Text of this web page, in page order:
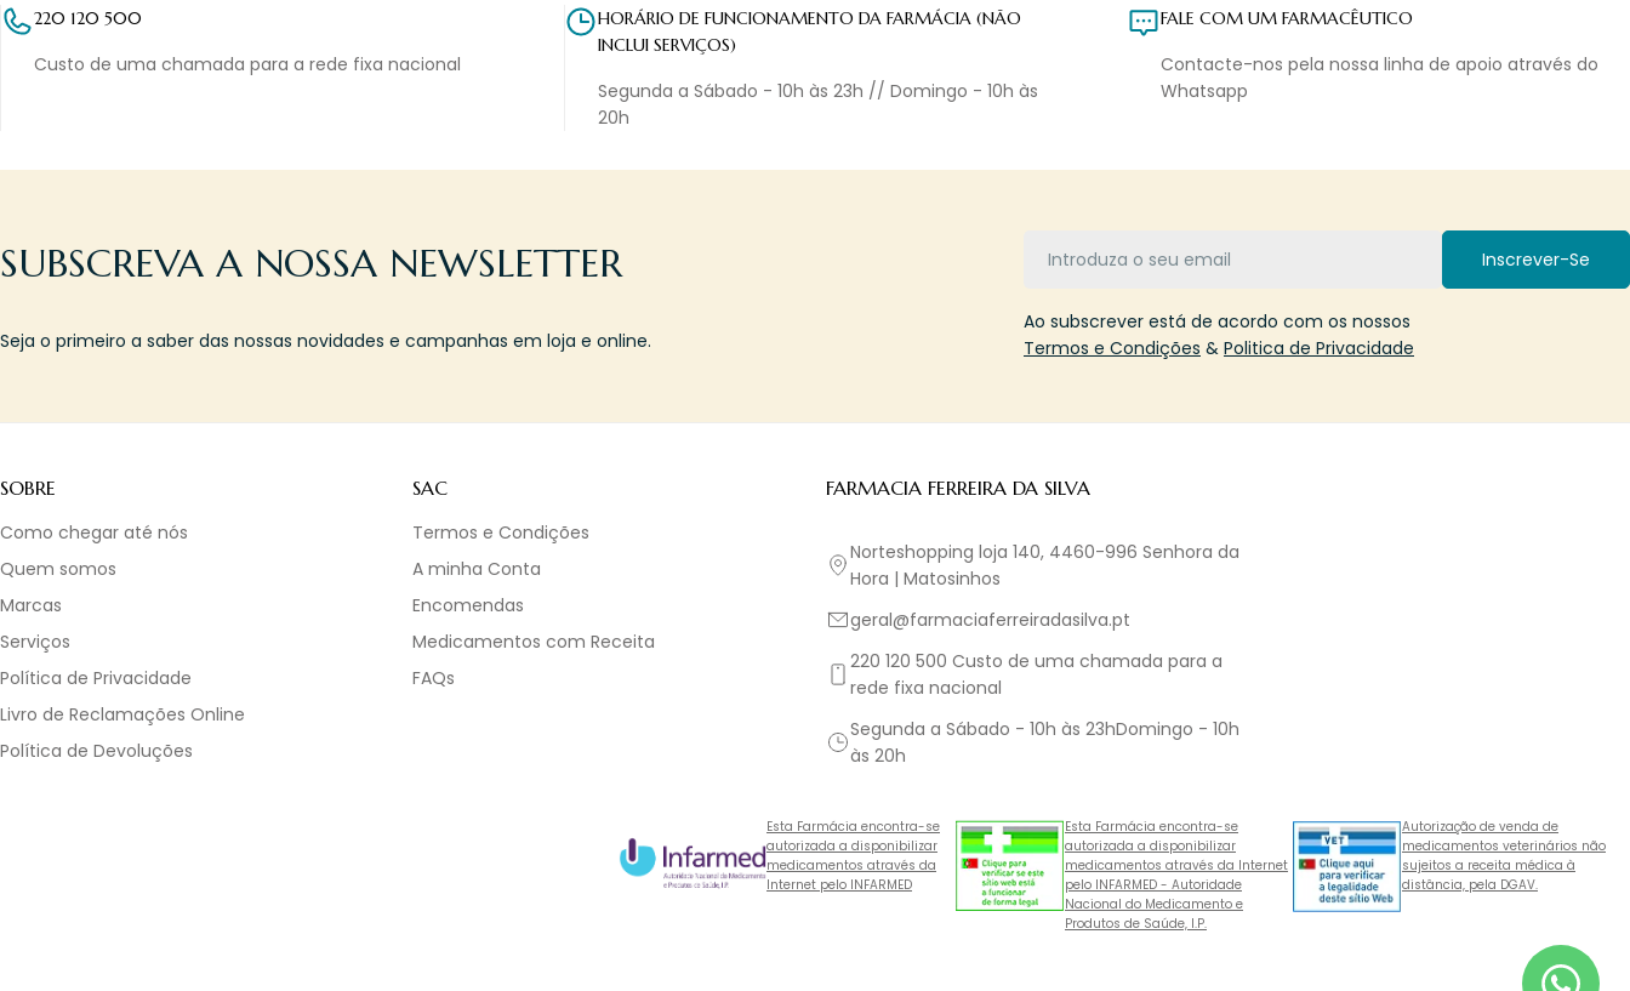
220 120 500
Custo de uma chamada para a rede fixa nacional
HORÁRIO DE FUNCIONAMENTO DA FARMÁCIA (NÃO
INCLUI SERVIÇOS)
Segunda a Sábado - 10h às 23h // Domingo - 10h às
20h
FALE COM UM FARMACÊUTICO
Contacte-nos pela nossa linha de apoio através do
Whatsapp
SUBSCREVA A NOSSA NEWSLETTER
Seja o primeiro a saber das nossas novidades e campanhas em loja e online.
Inscrever-Se
Ao subscrever está de acordo com os nossos
Termos e Condições & Politica de Privacidade
SOBRE
Como chegar até nós
Quem somos
Marcas
Serviços
Política de Privacidade
Livro de Reclamações Online
Política de Devoluções
SAC
Termos e Condições
A minha Conta
Encomendas
Medicamentos com Receita
FAQs
FARMACIA FERREIRA DA SILVA
Norteshopping loja 140, 4460-996 Senhora da
Hora | Matosinhos
geral@farmaciaferreiradasilva.pt
220 120 500 Custo de uma chamada para a
rede fixa nacional
Segunda a Sábado - 10h às 23hDomingo - 10h
às 20h
Esta Farmácia encontra-se
autorizada a disponibilizar
medicamentos através da
Internet pelo INFARMED
Esta Farmácia encontra-se
autorizada a disponibilizar
medicamentos através da Internet
pelo INFARMED - Autoridade
Nacional do Medicamento e
Produtos de Saúde, I.P.
Autorização de venda de
medicamentos veterinários não
sujeitos a receita médica à
distância, pela DGAV.